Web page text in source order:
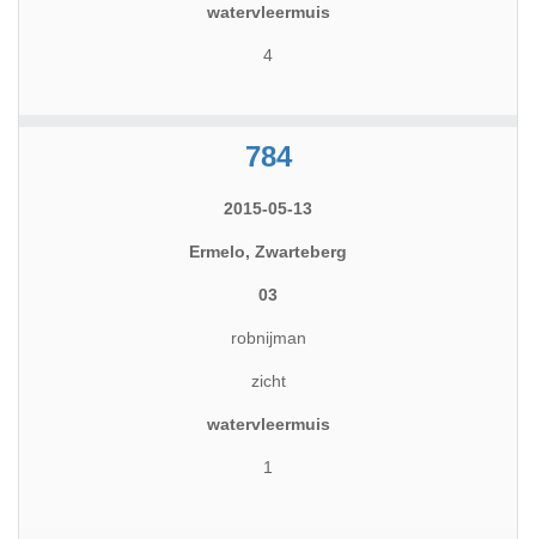
watervleermuis
4
784
2015-05-13
Ermelo, Zwarteberg
03
robnijman
zicht
watervleermuis
1